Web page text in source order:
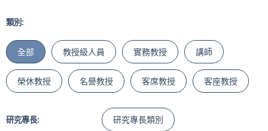
類別:
全部 教授級人員 實務教授 講師
榮休教授 名譽教授 客席教授 客座教授
研究專長: 研究專長類別